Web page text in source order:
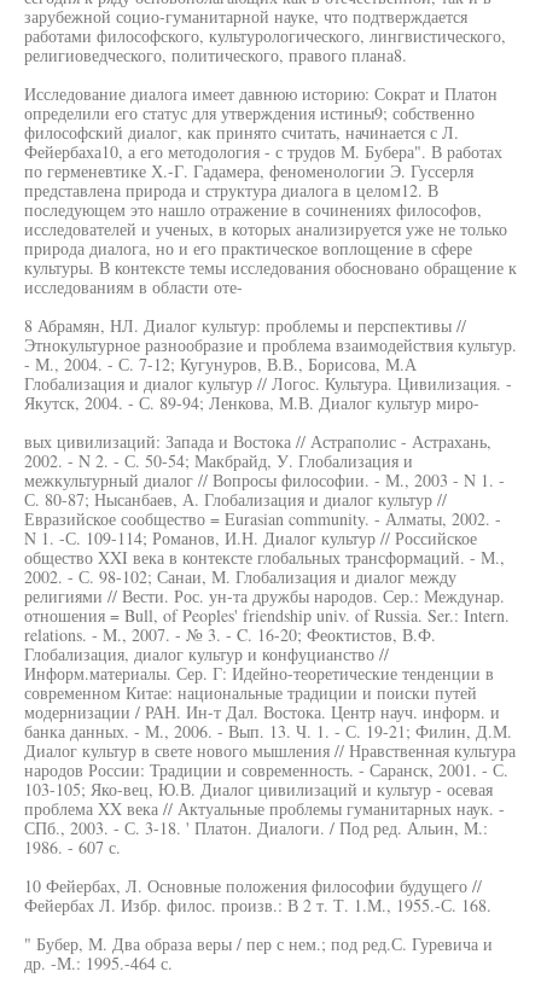
зарубежной социо-гуманитарной науке, что подтверждается
работами философского, культурологического, лингвистического,
религиоведческого, политического, правого плана8.
Исследование диалога имеет давнюю историю: Сократ и Платон
определили его статус для утверждения истины9; собственно
философский диалог, как принято считать, начинается с Л.
Фейербаха10, а его методология - с трудов М. Бубера". В работах
по герменевтике Х.-Г. Гадамера, феноменологии Э. Гуссерля
представлена природа и структура диалога в целом12. В
последующем это нашло отражение в сочинениях философов,
исследователей и ученых, в которых анализируется уже не только
природа диалога, но и его практическое воплощение в сфере
культуры. В контексте темы исследования обосновано обращение к
исследованиям в области оте-
8 Абрамян, НЛ. Диалог культур: проблемы и перспективы //
Этнокультурное разнообразие и проблема взаимодействия культур.
- М., 2004. - С. 7-12; Кугунуров, В.В., Борисова, М.А
Глобализация и диалог культур // Логос. Культура. Цивилизация. -
Якутск, 2004. - С. 89-94; Ленкова, М.В. Диалог культур миро-
вых цивилизаций: Запада и Востока // Астраполис - Астрахань,
2002. - N 2. - С. 50-54; Макбрайд, У. Глобализация и
межкультурный диалог // Вопросы философии. - М., 2003 - N 1. -
С. 80-87; Нысанбаев, А. Глобализация и диалог культур //
Евразийское сообщество = Eurasian community. - Алматы, 2002. -
N 1. -С. 109-114; Романов, И.Н. Диалог культур // Российское
общество XXI века в контексте глобальных трансформаций. - М.,
2002. - С. 98-102; Санаи, М. Глобализация и диалог между
религиями // Вести. Рос. ун-та дружбы народов. Сер.: Междунар.
отношения = Bull, of Peoples' friendship univ. of Russia. Ser.: Intern.
relations. - M., 2007. - № 3. - C. 16-20; Феоктистов, В.Ф.
Глобализация, диалог культур и конфуцианство //
Информ.материалы. Сер. Г: Идейно-теоретические тенденции в
современном Китае: национальные традиции и поиски путей
модернизации / РАН. Ин-т Дал. Востока. Центр науч. информ. и
банка данных. - М., 2006. - Вып. 13. Ч. 1. - С. 19-21; Филин, Д.М.
Диалог культур в свете нового мышления // Нравственная культура
народов России: Традиции и современность. - Саранск, 2001. - С.
103-105; Яко-вец, Ю.В. Диалог цивилизаций и культур - осевая
проблема XX века // Актуальные проблемы гуманитарных наук. -
СПб., 2003. - С. 3-18. ' Платон. Диалоги. / Под ред. Альин, M.:
1986. - 607 с.
10 Фейербах, Л. Основные положения философии будущего //
Фейербах Л. Избр. филос. произв.: В 2 т. Т. 1.М., 1955.-С. 168.
" Бубер, М. Два образа веры / пер с нем.; под ред.С. Гуревича и
др. -М.: 1995.-464 с.